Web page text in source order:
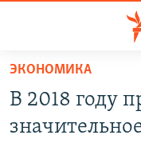
Перейти
основному
содержанию
ЭКОНОМИКА
В 2018 году